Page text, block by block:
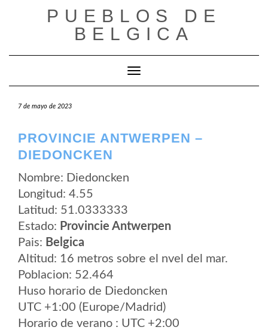
PUEBLOS DE
BELGICA
Cambiar modo de navegación
7 de mayo de 2023
PROVINCIE ANTWERPEN –
DIEDONCKEN
Nombre: Diedoncken
Longitud: 4.55
Latitud: 51.0333333
Estado: Provincie Antwerpen
Pais: Belgica
Altitud: 16 metros sobre el nvel del mar.
Poblacion: 52.464
Huso horario de Diedoncken
UTC +1:00 (Europe/Madrid)
Horario de verano : UTC +2:00